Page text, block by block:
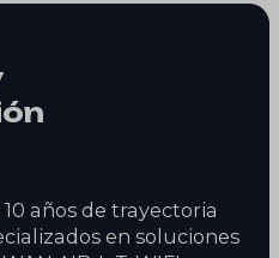
años de trayectoria
en soluciones